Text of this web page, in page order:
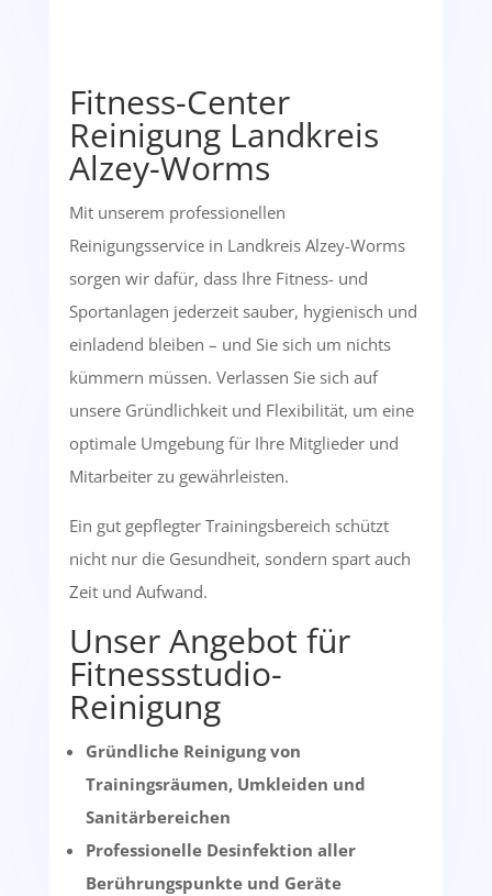
Fitness-Center
Reinigung Landkreis
Alzey-Worms
Mit unserem professionellen
Reinigungsservice in Landkreis Alzey-Worms
sorgen wir dafür, dass Ihre Fitness- und
Sportanlagen jederzeit sauber, hygienisch und
einladend bleiben – und Sie sich um nichts
kümmern müssen. Verlassen Sie sich auf
unsere Gründlichkeit und Flexibilität, um eine
optimale Umgebung für Ihre Mitglieder und
Mitarbeiter zu gewährleisten.
Ein gut gepflegter Trainingsbereich schützt
nicht nur die Gesundheit, sondern spart auch
Zeit und Aufwand.
Unser Angebot für
Fitnessstudio-
Reinigung
Gründliche Reinigung von
Trainingsräumen, Umkleiden und
Sanitärbereichen
Professionelle Desinfektion aller
Berührungspunkte und Geräte